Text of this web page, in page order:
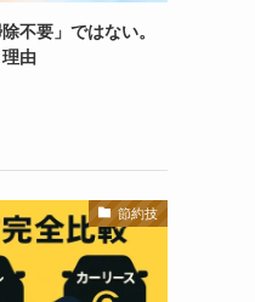
不要」ではない。
由
節約技